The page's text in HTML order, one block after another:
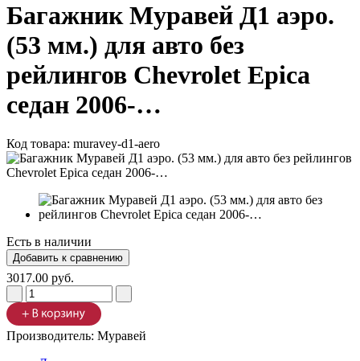
Багажник Муравей Д1 аэро.
(53 мм.) для авто без
рейлингов Chevrolet Epica
седан 2006-…
Код товара: muravey-d1-aero
Есть в наличии
3017.00 руб.
Производитель: Муравей